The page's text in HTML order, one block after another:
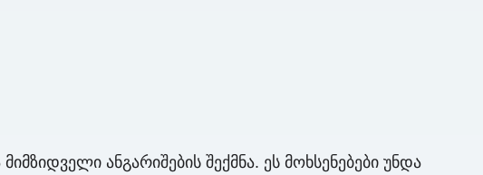
ანგარიშების შექმნა. ეს მოხსენებები უნდა